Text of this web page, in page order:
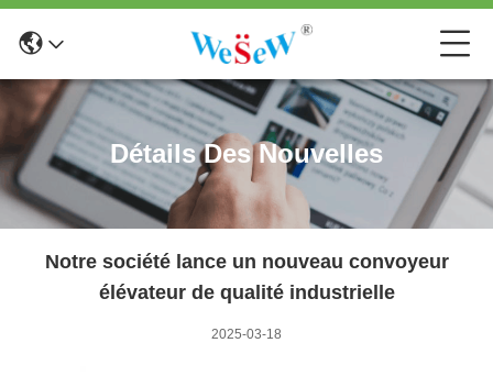
Détails Des Nouvelles
Notre société lance un nouveau convoyeur
élévateur de qualité industrielle
2025-03-18